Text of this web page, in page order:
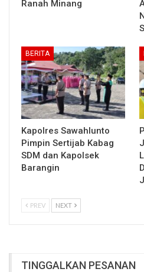
Ranah Minang
BERITA
Kapolres Sawahlunto
Pimpin Sertijab Kabag
SDM dan Kapolsek
Barangin
PREV NEXT
TINGGALKAN PESANAN